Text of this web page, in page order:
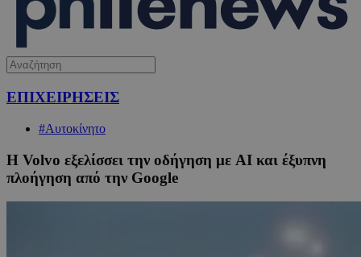
ΕΠΙΧΕΙΡΗΣΕΙΣ
#Αυτοκίνητο
Η Volvo εξελίσσει την οδήγηση με AI και έξυπνη
πλοήγηση από την Google